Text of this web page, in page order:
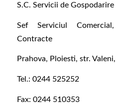
S.C. Servicii de
Sef Serviciul
Contracte
Prahova, Ploiesti, str.
Tel.: 0244 525252
Fax: 0244 510353